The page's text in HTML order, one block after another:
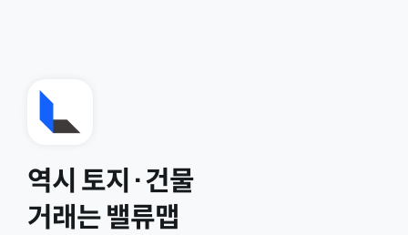
역시 토지·건물
거래는 밸류맵